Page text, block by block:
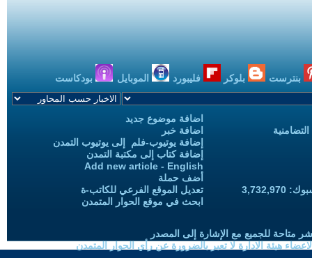
بنترست بلوكر فليبورد الموبايل بودكاست
اضافة موضوع جديد
اضافة خبر
إضافة يوتيوب-فلم إلى يوتيوب التمدن
إضافة كتاب إلى مكتبة التمدن
Add new article - English
أضف حملة
تعديل الموقع الفرعي للكاتب-ة
ابحث في موقع الحوار المتمدن
متاحة للجميع مع الإشارة إلى المصدر
هيئة الادارة لا تعبر بالضرورة عن رأي الحوار المتمدن